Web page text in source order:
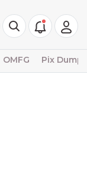
OMFG Pix Dump